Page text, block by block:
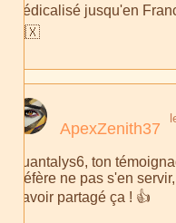
médicalisé jusqu'en
🇲🇽
ApexZenith37
Quantalys6, ton
préfère ne pas s'en
d'avoir partagé ça ! 👍